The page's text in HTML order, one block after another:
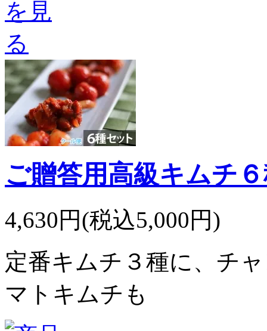
ご贈答用高級キムチ
4,630円(税込5,000円)
定番キムチ３種に、チ
マトキムチも